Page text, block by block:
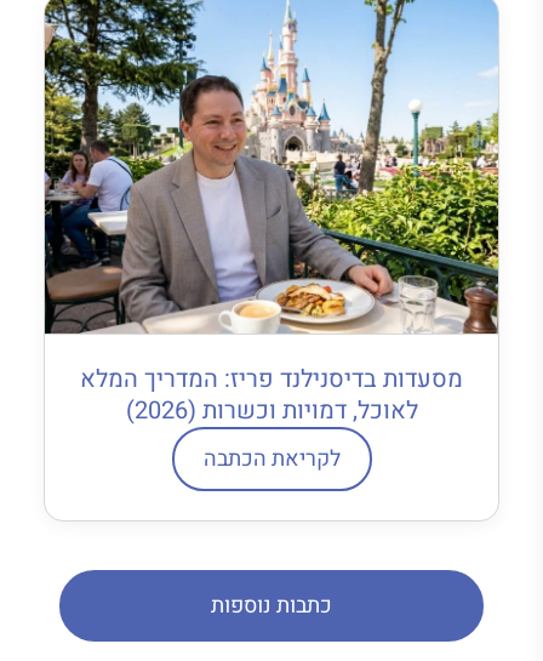
מסעדות בדיסנילנד פריז: המדריך המלא
לאוכל, דמויות וכשרות (2026)
לקריאת הכתבה
כתבות נוספות